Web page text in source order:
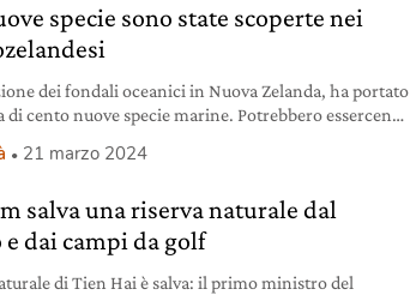
specie sono state scoperte nei
dei fondali oceanici in Nuova Zelanda, ha portato
di cento nuove specie marine. Potrebbero essercene
21 marzo 2024
salva una riserva naturale dal
e dai campi da golf
di Tien Hai è salva: il primo ministro del